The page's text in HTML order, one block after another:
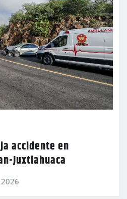
accidente en
Juxtlahuaca